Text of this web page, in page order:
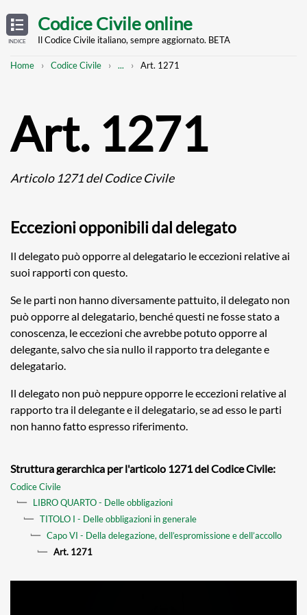
TABLE
OF
CONTENTS
INDICE
main
Codice Civile online
Il Codice Civile italiano, sempre aggiornato. BETA
Breadcrumb
Home Codice Civile
Mostra
... Art. 1271
Art. 1271
Articolo 1271 del Codice Civile
Eccezioni opponibili dal delegato
Il delegato può opporre al delegatario le eccezioni relative ai
suoi rapporti con questo.
Se le parti non hanno diversamente pattuito, il delegato non
può opporre al delegatario, benché questi ne fosse stato a
conoscenza, le eccezioni che avrebbe potuto opporre al
delegante, salvo che sia nullo il rapporto tra delegante e
delegatario.
Il delegato non può neppure opporre le eccezioni relative al
rapporto tra il delegante e il delegatario, se ad esso le parti
non hanno fatto espresso riferimento.
Struttura gerarchica per l'articolo 1271 del Codice Civile:
Codice Civile
LIBRO QUARTO - Delle obbligazioni
TITOLO I - Delle obbligazioni in generale
Capo VI - Della delegazione, dell’espromissione e dell’accollo
Art. 1271